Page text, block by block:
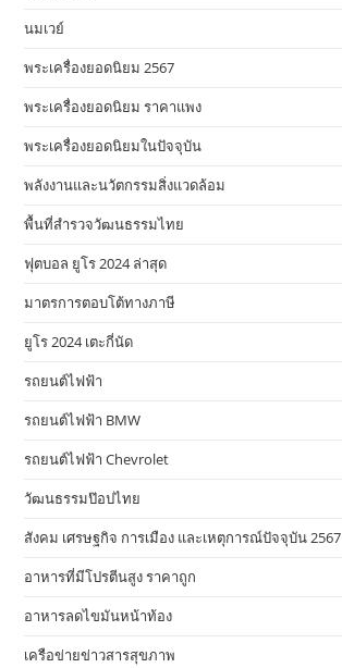
นมเวย์
พระเครื่องยอดนิยม 2567
พระเครื่องยอดนิยม ราคาแพง
พระเครื่องยอดนิยมในปัจจุบัน
พลังงานและนวัตกรรมสิ่งแวดล้อม
พื้นที่สำรวจวัฒนธรรมไทย
ฟุตบอล ยูโร 2024 ล่าสุด
มาตรการตอบโต้ทางภาษี
ยูโร 2024 เตะกี่นัด
รถยนต์ไฟฟ้า
รถยนต์ไฟฟ้า BMW
รถยนต์ไฟฟ้า Chevrolet
วัฒนธรรมป๊อปไทย
สังคม เศรษฐกิจ การเมือง และเหตุการณ์ปัจจุบัน 2567
อาหารที่มีโปรตีนสูง ราคาถูก
อาหารลดไขมันหน้าท้อง
เครือข่ายข่าวสารสุขภาพ